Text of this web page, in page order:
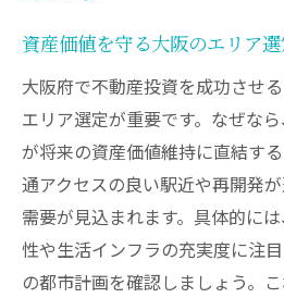
大阪で不動産投資家が
略
資産価値維持のための
大阪投資で得る将来の
資産価値を守る大阪のエリア
大阪府で不動産投資を成功させ
エリア選定が重要です。なぜな
が将来の資産価値維持に直結す
通アクセスの良い駅近や再開発
需要が見込まれます。具体的に
性や生活インフラの充実度に注
の都市計画を確認しましょう。